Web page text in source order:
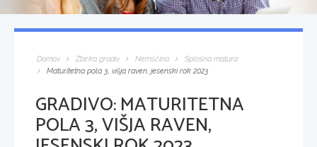
Domov Zbirka gradiv Nemščina
Splošna matura
Maturitetna pola 3, višja raven, jesenski rok 2023
GRADIVO:MATURITETNA
POLA 3, VIŠJA RAVEN,